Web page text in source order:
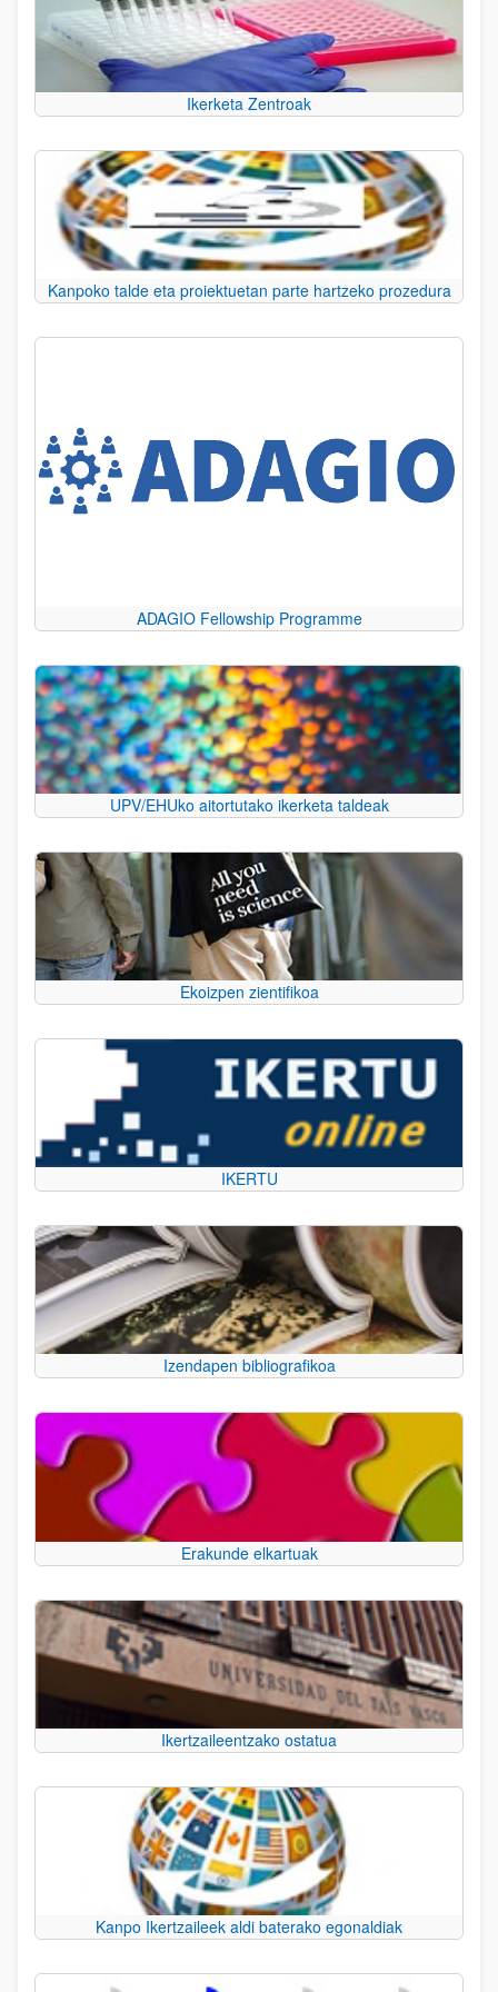
Ikerketa Zentroak
Kanpoko talde eta proiektuetan parte hartzeko prozedura
ADAGIO Fellowship Programme
UPV/EHUko aitortutako ikerketa taldeak
Ekoizpen zientifikoa
IKERTU
Izendapen bibliografikoa
Erakunde elkartuak
Ikertzaileentzako ostatua
Kanpo Ikertzaileek aldi baterako egonaldiak